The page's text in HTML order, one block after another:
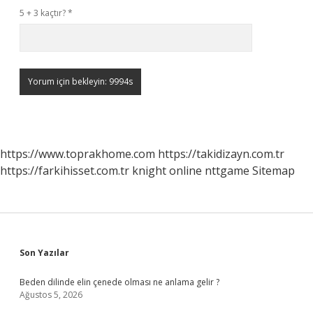
5 + 3 kaçtır?*
https://www.toprakhome.com https://takidizayn.com.tr
https://farkihisset.com.tr knight online nttgame Sitemap
Sidebar
Son Yazılar
Beden dilinde elin çenede olması ne anlama gelir ?
Ağustos 5, 2026